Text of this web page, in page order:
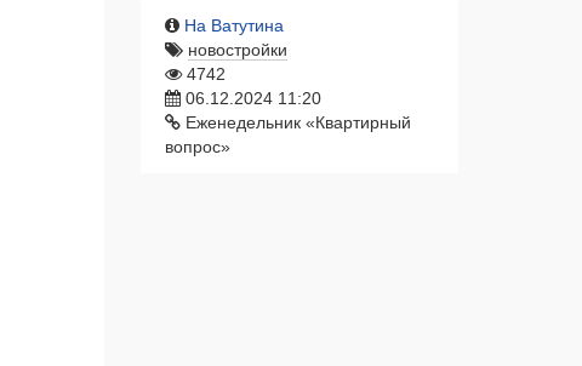
На Ватутина
новостройки
4742
06.12.2024 11:20
Еженедельник «Квартирный
вопрос»